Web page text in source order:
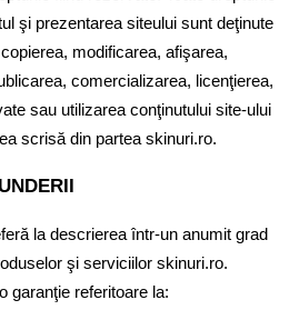
şi prezentarea siteului sunt deţinute
modificarea, afişarea,
comercializarea, licenţierea,
sau utilizarea conţinutului site-ului
scrisă din partea skinuri.ro.
la descrierea într-un anumit grad
şi serviciilor skinuri.ro.
garanţie referitoare la: